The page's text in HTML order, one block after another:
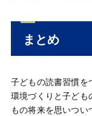
まとめ
子どもの読書習慣を
環境づくりと子ども
もの将来を思いつい